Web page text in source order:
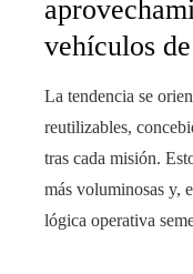
vehículos
La tendencia se
reutilizables,
tras cada misión.
más voluminosas y,
lógica operativa